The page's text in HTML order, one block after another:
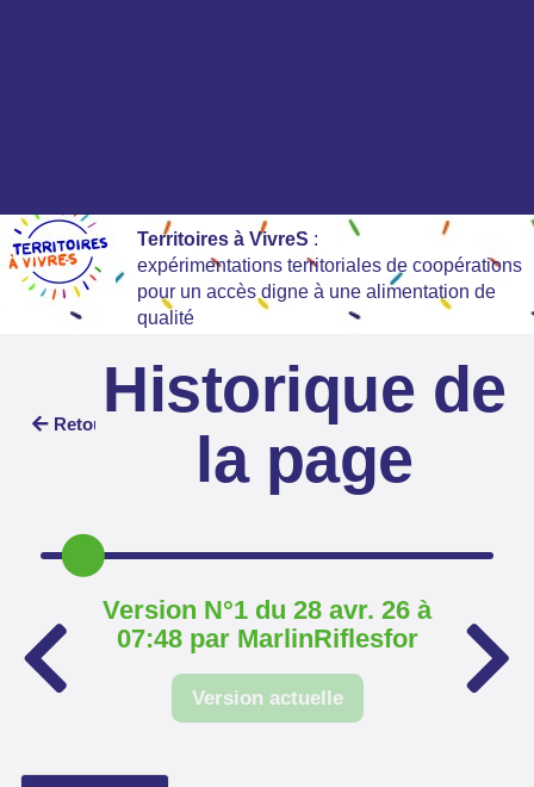
Territoires à VivreS :
expérimentations territoriales de coopérations
pour un accès digne à une alimentation de
qualité
Retour Historique de
la page
Version N°1 du 28 avr. 26 à
07:48 par MarlinRiflesfor
Version actuelle